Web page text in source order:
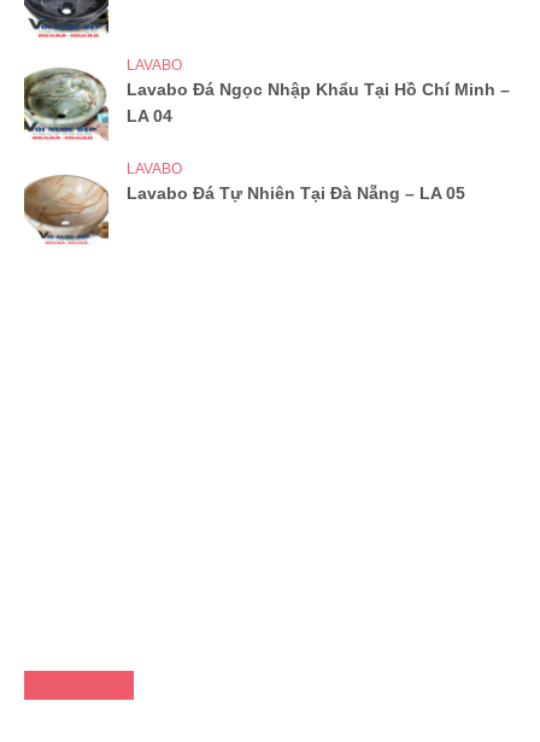
LAVABO
Lavabo Đá Ngọc Nhập Khẩu Tại Hồ Chí Minh –
LA 04
LAVABO
Lavabo Đá Tự Nhiên Tại Đà Nẵng – LA 05